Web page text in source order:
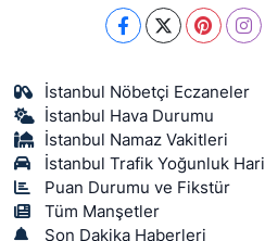
İstanbul Nöbetçi Eczaneler
İstanbul Hava Durumu
İstanbul Namaz Vakitleri
İstanbul Trafik Yoğunluk
Puan Durumu ve Fikstür
Tüm Manşetler
Son Dakika Haberleri